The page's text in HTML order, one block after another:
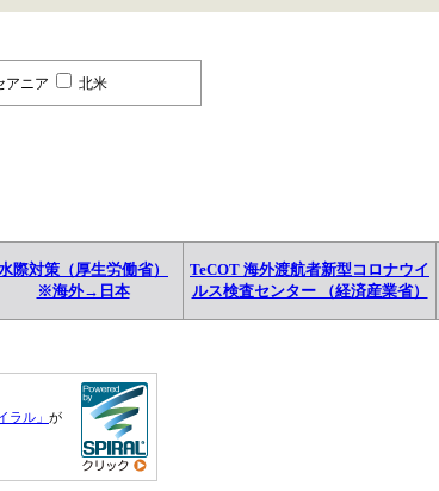
アニア 北米
際対策（厚生労働省）
※海外→日本
TeCOT 海外渡航者新型コロナウイ
ルス検査センター （経済産業省）
ラル」 が